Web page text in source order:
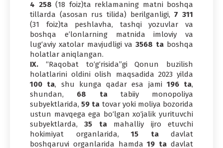
4 258 (18 foiz)ta reklamaning matni boshqa
tillarda (asosan rus tilida) berilganligi, 7 311
(31 foiz)ta peshlavha, tashqi yozuvlar va
boshqa e’lonlarning matnida imloviy va
lug‘aviy xatolar mavjudligi va3568 ta boshqa
holatlar aniqlangan.
IX. “Raqobat to‘g‘risida”gi Qonun buzilish
holatlarini oldini olish maqsadida 2023 yilda
100 ta, shu kunga qadar esa jami 196 ta,
shundan, 68 tatabiiy monopoliya
subyektlarida,59 ta tovar yoki moliya bozorida
ustun mavqega ega bo‘lgan xo‘jalik yurituvchi
subyektlarda,35 tamahalliy ijro etuvchi
hokimiyat organlarida, 15 tadavlat
boshqaruvi organlarida hamda19 ta davlat